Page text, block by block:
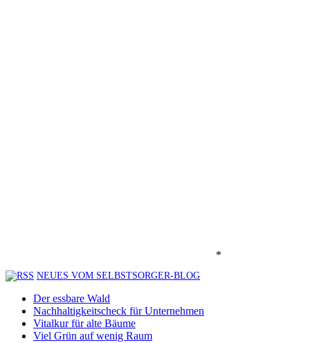
*
NEUES VOM SELBSTSORGER-BLOG
Der essbare Wald
Nachhaltigkeitscheck für Unternehmen
Vitalkur für alte Bäume
Viel Grün auf wenig Raum